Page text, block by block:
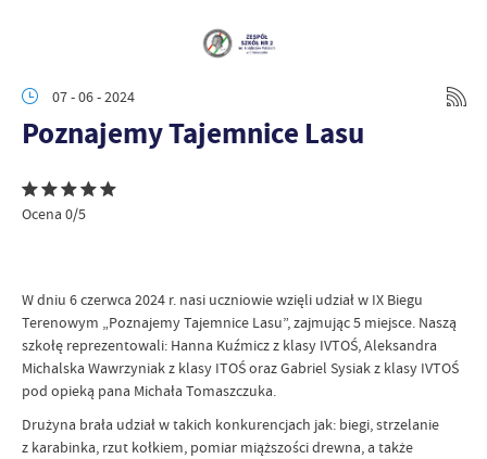
07 - 06 - 2024
Poznajemy Tajemnice Lasu
Ocena 0/5
W dniu 6 czerwca 2024 r. nasi uczniowie wzięli udział w IX Biegu
Terenowym „Poznajemy Tajemnice Lasu”, zajmując 5 miejsce. Naszą
szkołę reprezentowali: Hanna Kuźmicz z klasy IVTOŚ, Aleksandra
Michalska Wawrzyniak z klasy ITOŚ oraz Gabriel Sysiak z klasy IVTOŚ
pod opieką pana Michała Tomaszczuka.
Drużyna brała udział w takich konkurencjach jak: biegi, strzelanie
z karabinka, rzut kołkiem, pomiar miąższości drewna, a także